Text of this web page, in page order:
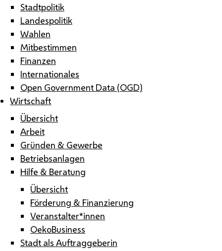
Stadtpolitik
Landespolitik
Wahlen
Mitbestimmen
Finanzen
Internationales
Open Government Data (OGD)
Wirtschaft
Übersicht
Arbeit
Gründen & Gewerbe
Betriebsanlagen
Hilfe & Beratung
Übersicht
Förderung & Finanzierung
Veranstalter*innen
OekoBusiness
Stadt als Auftraggeberin